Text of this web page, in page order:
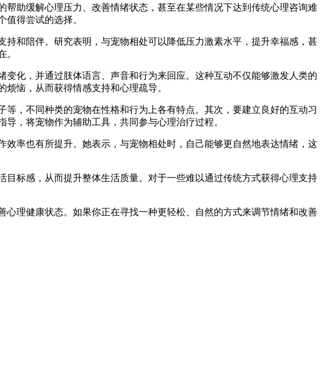
助缓解心理压力、改善情绪状态，甚至在某些情况下达到传统心理咨询难
得尝试的选择。
和陪伴。研究表明，与宠物相处可以降低压力激素水平，提升幸福感，甚
。
化，并通过肢体语言、声音和行为来回应。这种互动不仅能够激发人类的
恼，从而获得情感支持和心理疏导。
，不同种类的宠物在性格和行为上各有特点。其次，要建立良好的互动习
，将宠物作为辅助工具，共同参与心理治疗过程。
率也有所提升。她表示，与宠物相处时，自己能够更自然地表达情绪，这
标感，从而提升整体生活质量。对于一些难以通过传统方式获得心理支持
理健康状态。如果你正在寻找一种更轻松、自然的方式来调节情绪和改善